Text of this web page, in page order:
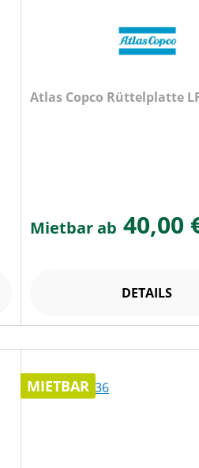
Atlas
Mietbar ab 40,00
DETAILS
MIETBAR